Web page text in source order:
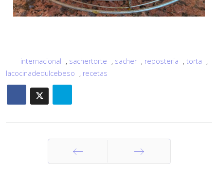
internacional , sachertorte , sacher , reposteria , torta ,
lacocinadedulcebeso , recetas